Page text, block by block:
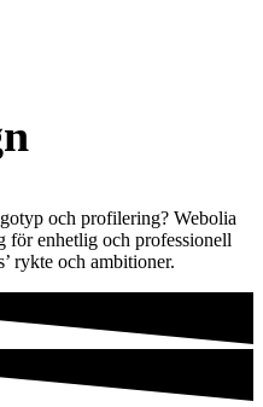
och profilering? Webolia
enhetlig och professionell
rykte och ambitioner.